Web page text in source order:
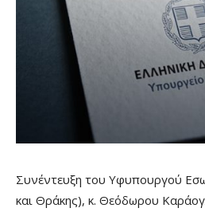
Συνέντευξη του Υφυπουργού
και Θράκης), κ. Θεόδωρου